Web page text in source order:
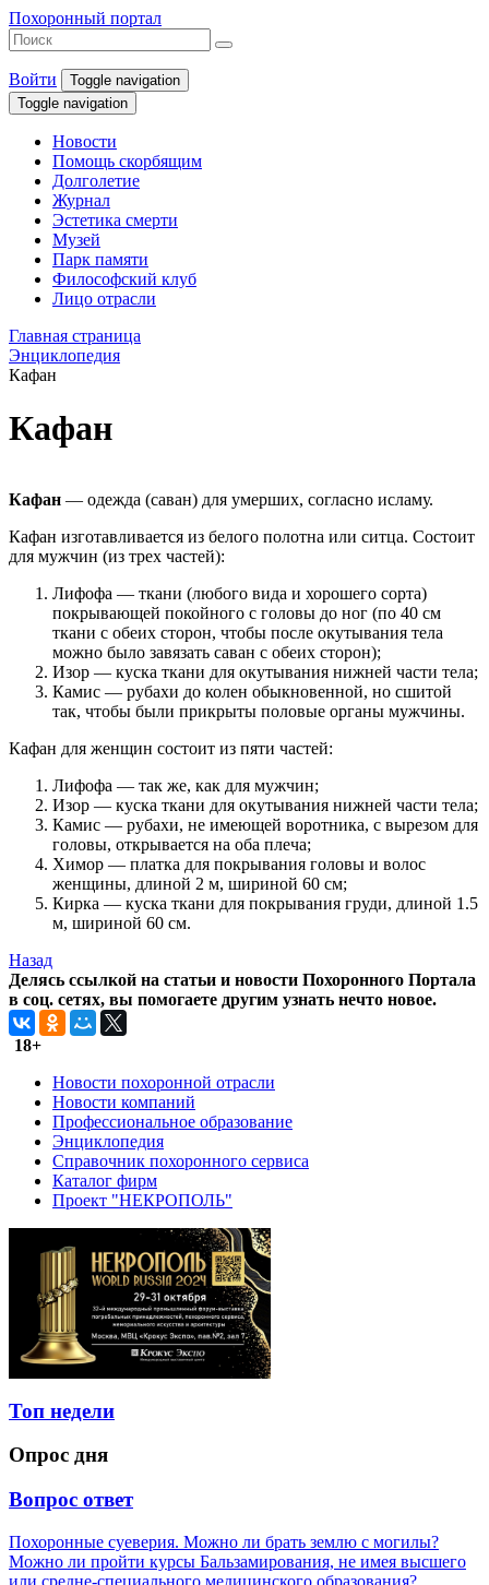
Похоронный портал
Войти
Toggle navigation
Toggle navigation
Новости
Помощь скорбящим
Долголетие
Журнал
Эстетика смерти
Музей
Парк памяти
Философский клуб
Лицо отрасли
Главная страница
Энциклопедия
Кафан
Кафан
Кафан — одежда (саван) для умерших, согласно исламу.
Кафан изготавливается из белого полотна или ситца. Состоит
для мужчин (из трех частей):
Лифофа — ткани (любого вида и хорошего сорта)
покрывающей покойного с головы до ног (по 40 см
ткани с обеих сторон, чтобы после окутывания тела
можно было завязать саван с обеих сторон);
Изор — куска ткани для окутывания нижней части тела;
Камис — рубахи до колен обыкновенной, но сшитой
так, чтобы были прикрыты половые органы мужчины.
Кафан для женщин состоит из пяти частей:
Лифофа — так же, как для мужчин;
Изор — куска ткани для окутывания нижней части тела;
Камис — рубахи, не имеющей воротника, с вырезом для
головы, открывается на оба плеча;
Химор — платка для покрывания головы и волос
женщины, длиной 2 м, шириной 60 см;
Кирка — куска ткани для покрывания груди, длиной 1.5
м, шириной 60 см.
Назад
Делясь ссылкой на статьи и новости Похоронного Портала
в соц. сетях, вы помогаете другим узнать нечто новое.
18+
Новости похоронной отрасли
Новости компаний
Профессиональное образование
Энциклопедия
Справочник похоронного сервиса
Каталог фирм
Проект "НЕКРОПОЛЬ"
Топ недели
Опрос дня
Вопрос ответ
Похоронные суеверия. Можно ли брать землю с могилы?
Можно ли пройти курсы Бальзамирования, не имея высшего
или средне-специального медицинского образования?